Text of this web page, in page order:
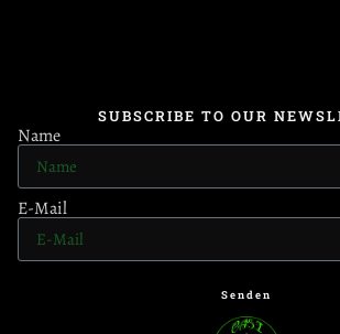
SUBSCRIBE TO OUR
Name
E-Mail
Senden